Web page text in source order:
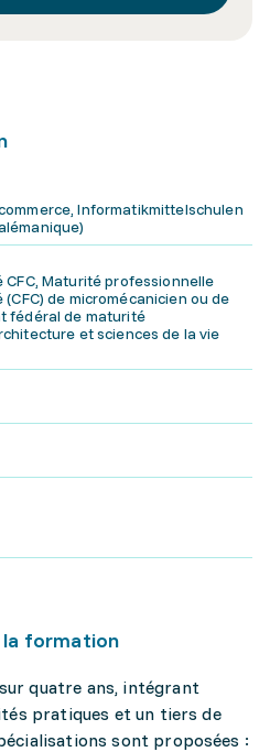
Informatikmittelschulen
Maturité professionnelle
de micromécanicien ou de
fédéral de maturité
et sciences de la vie
la formation
quatre ans, intégrant
pratiques et un tiers de
sont proposées :